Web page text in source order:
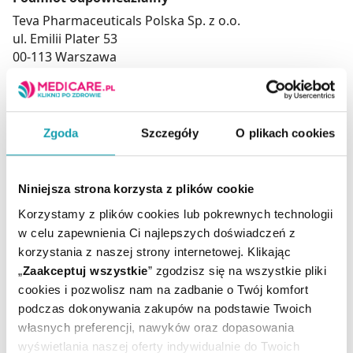
Zgoda Szczegóły O plikach cookies
Niniejsza strona korzysta z plików cookie
Korzystamy z plików cookies lub pokrewnych technologii
w celu zapewnienia Ci najlepszych doświadczeń z
korzystania z naszej strony internetowej. Klikając
„Zaakceptuj wszystkie” zgodzisz się na wszystkie pliki
cookies i pozwolisz nam na zadbanie o Twój komfort
podczas dokonywania zakupów na podstawie Twoich
własnych preferencji, nawyków oraz dopasowania
wyświetlania naszej oferty indywidualnie do Twoich
Teva Pharmaceuticals Polska Sp. z o.o.
ul. Emilii Plater 53
00-113 Warszawa
maksymalnej dawki leku. W przypadku wątpliwości
Ilość / masa / pojemność
netto:
40 g
Rejestracja produktu:
Lek bez recepty
Przechowywanie:
Temperatura
pokojowa
Producent / Podmiot